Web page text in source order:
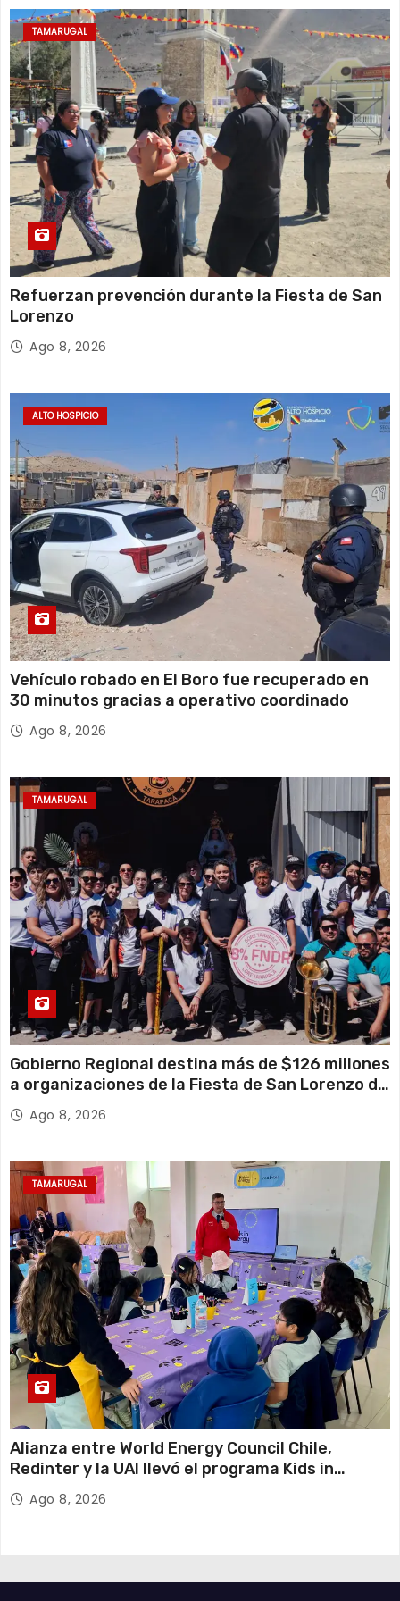
d
a
s
TAMARUGAL
Refuerzan prevención durante la Fiesta de San
Lorenzo
Ago 8, 2026
ALTO HOSPICIO
Vehículo robado en El Boro fue recuperado en
30 minutos gracias a operativo coordinado
Ago 8, 2026
TAMARUGAL
Gobierno Regional destina más de $126 millones
a organizaciones de la Fiesta de San Lorenzo de
Tarapacá
Ago 8, 2026
TAMARUGAL
Alianza entre World Energy Council Chile,
Redinter y la UAI llevó el programa Kids in
Energy a Arica y Pozo Almonte
Ago 8, 2026